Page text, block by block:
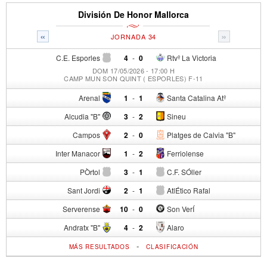
División De Honor Mallorca
« »
JORNADA 34
C.E. Esporles 4 - Rtvº La Victoria
0
DOM 17/05/2026 - 17:00 H
CAMP MUN SON QUINT ( ESPORLES) F-11
Arenal 1 - Santa Catalina Atº
1
Alcudia "B" 3 - Sineu
2
Campos 2 - Platges de Calvia "B"
0
Inter Manacor 1 - Ferriolense
2
PÒrtol 3 - C.F. SÓller
1
Sant Jordi 2 - AtlÉtico Rafal
1
Serverense 10 - Son VerÍ
0
Andratx "B" 4 - Alaro
2
MÁS RESULTADOS -CLASIFICACIÓN